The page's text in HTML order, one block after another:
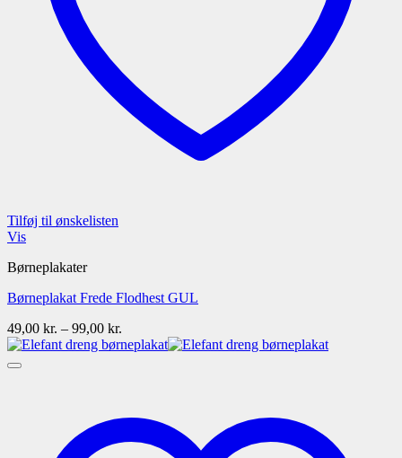
Tilføj til ønskelisten
Vis
Børneplakater
Børneplakat Frede Flodhest GUL
49,00 kr. – 99,00 kr.
49,00 kr.